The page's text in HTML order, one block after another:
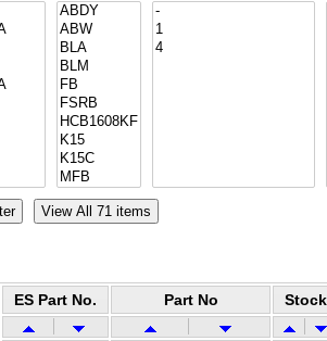
ES Part No. Part No Stock